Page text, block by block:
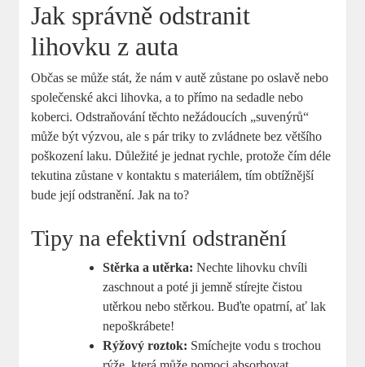
Jak správně odstranit
lihovku z auta
Občas se může stát, že nám v autě zůstane po oslavě nebo
společenské akci lihovka, a to přímo na sedadle nebo
koberci. Odstraňování těchto nežádoucích „suvenýrů“
může být výzvou, ale s pár triky to zvládnete bez většího
poškození laku. Důležité je jednat rychle, protože čím déle
tekutina zůstane v kontaktu s materiálem, tím obtížnější
bude její odstranění. Jak na to?
Tipy na efektivní odstranění
Stěrka a utěrka: Nechte lihovku chvíli
zaschnout a poté ji jemně stírejte čistou
utěrkou nebo stěrkou. Buďte opatrní, ať lak
nepoškrábete!
Rýžový roztok: Smíchejte vodu s trochou